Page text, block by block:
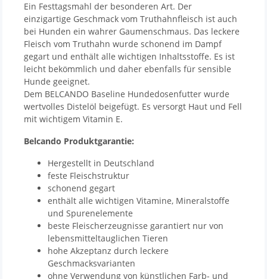
Ein Festtagsmahl der besonderen Art. Der
einzigartige Geschmack vom Truthahnfleisch ist auch
bei Hunden ein wahrer Gaumenschmaus. Das leckere
Fleisch vom Truthahn wurde schonend im Dampf
gegart und enthält alle wichtigen Inhaltsstoffe. Es ist
leicht bekömmlich und daher ebenfalls für sensible
Hunde geeignet.
Dem BELCANDO Baseline Hundedosenfutter wurde
wertvolles Distelöl beigefügt. Es versorgt Haut und Fell
mit wichtigem Vitamin E.
Belcando Produktgarantie:
Hergestellt in Deutschland
feste Fleischstruktur
schonend gegart
enthält alle wichtigen Vitamine, Mineralstoffe
und Spurenelemente
beste Fleischerzeugnisse garantiert nur von
lebensmitteltauglichen Tieren
hohe Akzeptanz durch leckere
Geschmacksvarianten
ohne Verwendung von künstlichen Farb- und